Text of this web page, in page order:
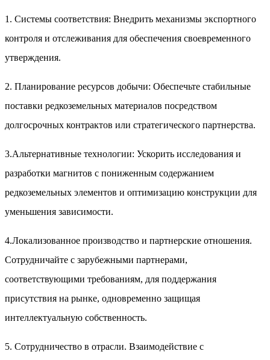
1. Системы соответствия: Внедрить механизмы экспортного
контроля и отслеживания для обеспечения своевременного
утверждения.
2. Планирование ресурсов добычи: Обеспечьте стабильные
поставки редкоземельных материалов посредством
долгосрочных контрактов или стратегического партнерства.
3.Альтернативные технологии: Ускорить исследования и
разработки магнитов с пониженным содержанием
редкоземельных элементов и оптимизацию конструкции для
уменьшения зависимости.
4.Локализованное производство и партнерские отношения.
Сотрудничайте с зарубежными партнерами,
соответствующими требованиям, для поддержания
присутствия на рынке, одновременно защищая
интеллектуальную собственность.
5. Сотрудничество в отрасли. Взаимодействие с